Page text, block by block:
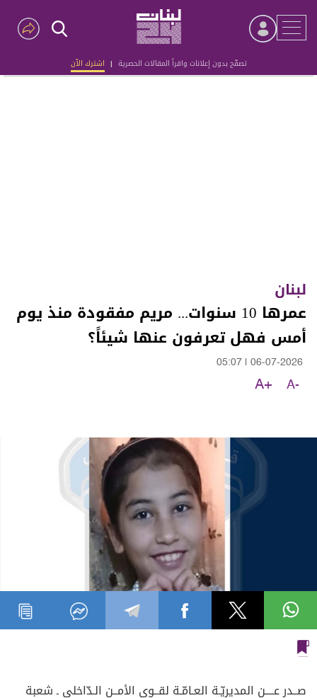
تصفّح بدون إعلانات واقرأ المقالات الحصرية | اشترك الآن
Advertisement
لبنان
عمرها 10 سنوات... مريم مفقودة منذ يوم
أمس فهل تعرفون عنها شيئاً؟
06-07-2026
05:07
A-
A+
صــدر عــــن المديريّـة العـامّـة لقــوى الأمــن الـدّاخلي ـ شعبة